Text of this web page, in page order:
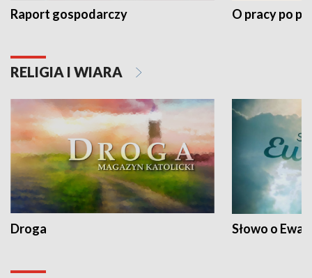
Raport gospodarczy O pracy po
RELIGIA I WIARA
Droga Słowo o